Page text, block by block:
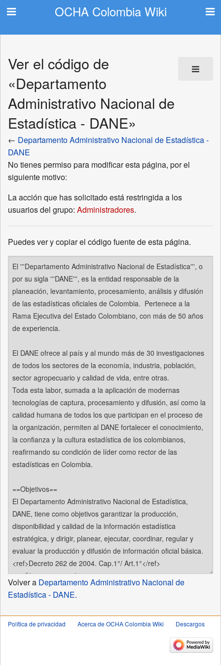
OCHA Colombia Wiki
Ver el código de
«Departamento
Administrativo Nacional de
Estadística - DANE»
← Departamento Administrativo Nacional de Estadística -
DANE
No tienes permiso para modificar esta página, por el
siguiente motivo:
La acción que has solicitado está restringida a los
usuarios del grupo: Administradores.
Puedes ver y copiar el código fuente de esta página.
Volver a Departamento Administrativo Nacional de
Estadística - DANE.
Política de privacidad Acerca de OCHA Colombia Wiki Descargos